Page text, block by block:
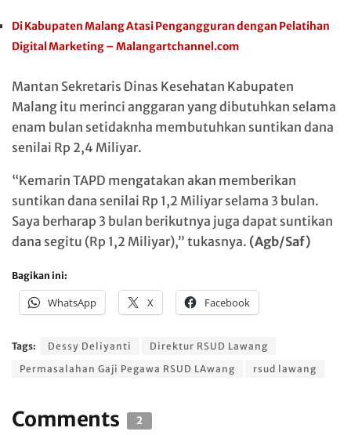
Di Kabupaten Malang Atasi Pengangguran dengan Pelatihan
Digital Marketing – Malangartchannel.com
Mantan Sekretaris Dinas Kesehatan Kabupaten
Malang itu merinci anggaran yang dibutuhkan selama
enam bulan setidaknha membutuhkan suntikan dana
senilai Rp 2,4 Miliyar.
“Kemarin TAPD mengatakan akan memberikan
suntikan dana senilai Rp 1,2 Miliyar selama 3 bulan.
Saya berharap 3 bulan berikutnya juga dapat suntikan
dana segitu (Rp 1,2 Miliyar),” tukasnya. (Agb/Saf)
Bagikan ini:
WhatsApp X Facebook
Tags: Dessy Deliyanti
Direktur RSUD Lawang
Permasalahan Gaji Pegawa RSUD LAwang
rsud lawang
Comments 2